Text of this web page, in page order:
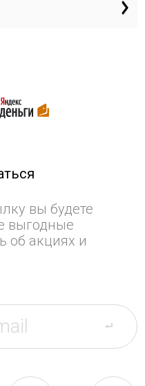
вы будете
выгодные
об акциях и